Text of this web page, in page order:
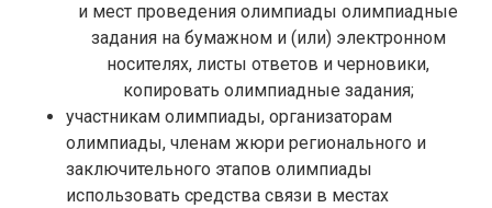
и мест проведения олимпиады олимпиадные
задания на бумажном и (или) электронном
носителях, листы ответов и черновики,
копировать олимпиадные задания;
участникам олимпиады, организаторам
олимпиады, членам жюри регионального и
заключительного этапов олимпиады
использовать средства связи в местах